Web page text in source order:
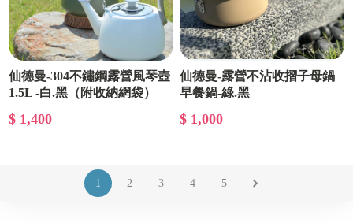
仙德曼-304不鏽鋼露營風琴壺
1.5L -白.黑（附收納網袋）
$ 1,400
仙德曼-露營不沾收摺子母鍋
早餐鍋-綠.黑
$ 1,000
1 2 3 4 5